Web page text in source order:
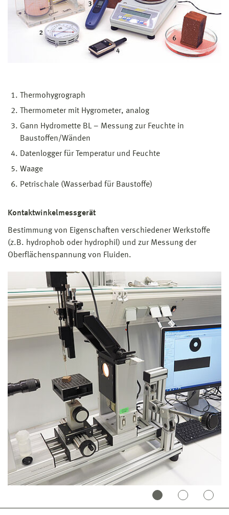
Thermohygrograph
Thermometer mit Hygrometer, analog
Gann Hydromette BL – Messung zur Feuchte in
Baustoffen/Wänden
Datenlogger für Temperatur und Feuchte
Waage
Petrischale (Wasserbad für Baustoffe)
Kontaktwinkelmessgerät
Bestimmung von Eigenschaften verschiedener Werkstoffe
(z.B. hydrophob oder hydrophil) und zur Messung der
Oberflächenspannung von Fluiden.